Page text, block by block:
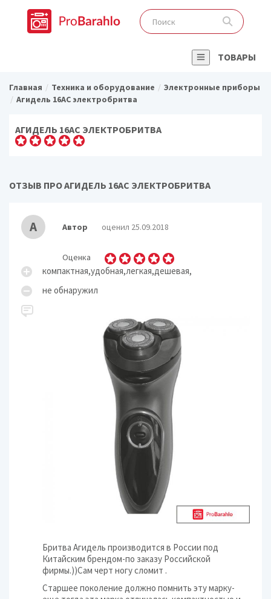
ТОВАРЫ
Главная Техника и оборудование
Электронные приборы
Агидель 16АС электробритва
АГИДЕЛЬ 16АС ЭЛЕКТРОБРИТВА
ОТЗЫВ ПРО АГИДЕЛЬ 16АС ЭЛЕКТРОБРИТВА
А Автор оценил 25.09.2018
Оценка
компактная,удобная,легкая,дешевая,
не обнаружил
Бритва Агидель производится в России под
Китайским брендом-по заказу Российской
фирмы.))Сам черт ногу сломит .
Старшее поколение должно помнить эту марку-